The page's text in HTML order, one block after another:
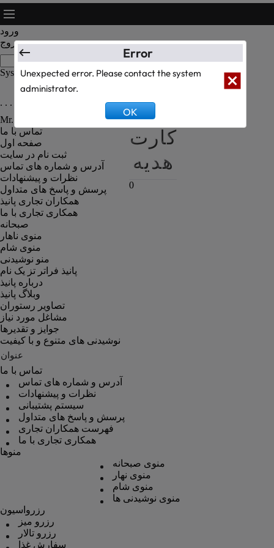
ورود
خروج
System Text Test
سبد
کارت
هدیه
0
. . . رزومه کارکنان رستوران . . .
Mr. Kanbiz Administrator
تماس با ما
صفحه اول
ثبت نام در سایت
آدرس و شماره های تماس
نظرات و پیشنهادات
پرسش و پاسخ های متداول
همکاران تجاری پانیذ
همکاری تجاری با ما
صبحانه
منوی ناهار
منوی شام
منو نوشیدنی
پانیذ فراتر تز یک نام
درباره پانیذ
وبلاگ پانیذ
تصاویر رستوران
مشاغل مورد نیاز
جوایز و تقدیرها
نوشیدنی های متنوع و با کیفیت
عنوان
تماس با ما
آدرس و شماره های تماس
نظرات و پیشنهادات
سیستم پشتیبانی
پرسش و پاسخ های متداول
فهرست همکاران تجاری
همکاری تجاری با ما
منوها
منوی صبحانه
منوی نهار
منوی شام
منوی نوشیدنی ها
رزرواسیون
رزرو میز
رزرو تالار
سفارش غذا
Error
Unexpected error. Please contact the system
administrator.
OK